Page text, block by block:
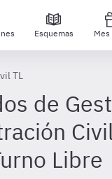
Esquemas Mes
TL
de
Libre